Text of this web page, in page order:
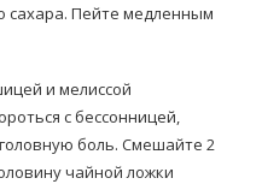
сахара. Пейте медленным
и мелиссой
с бессонницей,
боль. Смешайте 2
чайной ложки